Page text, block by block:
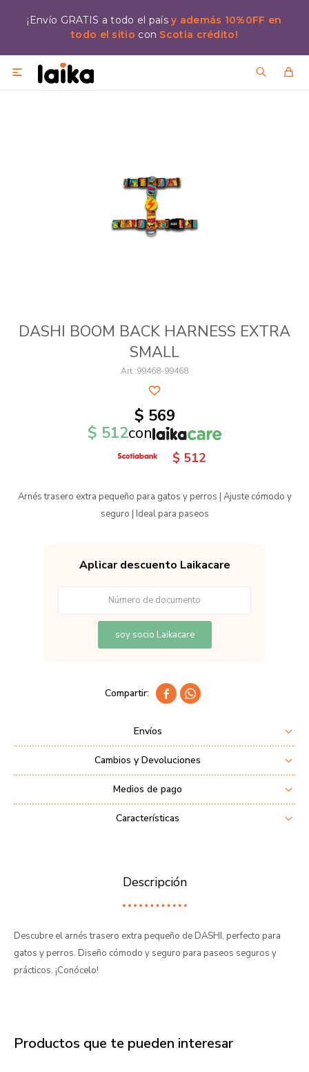
¡Envío GRATIS a todo el paísy además 10%0FF en
todo el sitio con Scotia crédito!

DASHI BOOM BACK HARNESS EXTRA
SMALL
99468-99468
$ 569
$ 512con
$ 512
Arnés trasero extra pequeño para gatos y perros | Ajuste cómodo y
seguro | Ideal para paseos
Aplicar descuento Laikacare
soy socio Laikacare
 
Envíos
Cambios y Devoluciones
Medios de pago
Características
Descripción
Descubre el arnés trasero extra pequeño de DASHI, perfecto para
gatos y perros. Diseño cómodo y seguro para paseos seguros y
prácticos. ¡Conócelo!
Productos que te pueden interesar